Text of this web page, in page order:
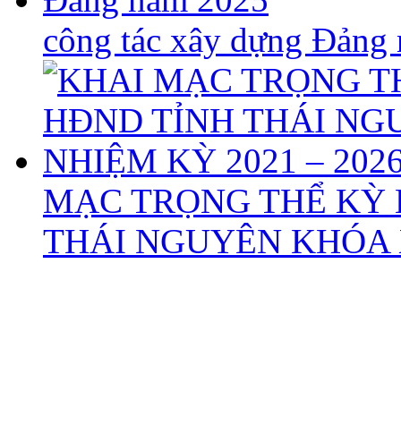
công tác xây dựng Đảng
MẠC TRỌNG THỂ
THÁI NGUYÊN KHÓA